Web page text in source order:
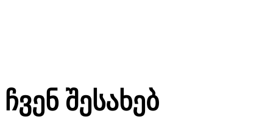
ჩვენ შესახებ